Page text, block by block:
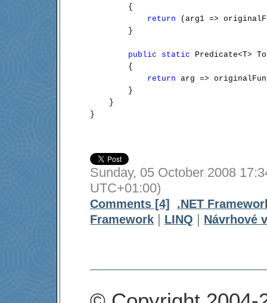
        {
return (arg1 =>
        }
public static Predicate<T>
        {
return arg =>
        }
    }
Sunday, 05 October 2008
UTC+01:00)
Comments [4]
.NET
Framework | LINQ | Návrhové